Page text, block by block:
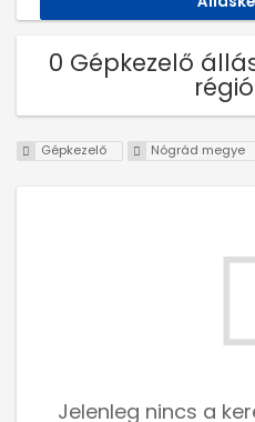
0 Gépkezelő
Gépkezelő Nógrád megye
Jelenleg nincs a